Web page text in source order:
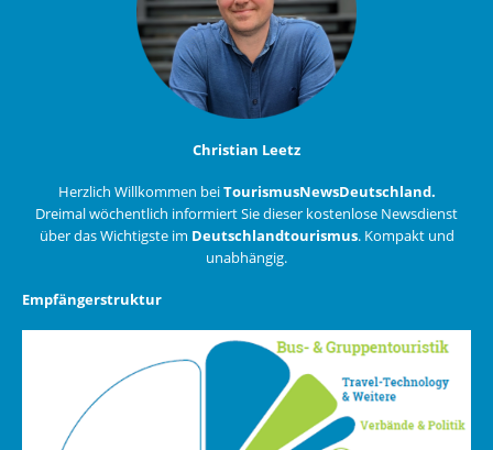
Christian Leetz
Herzlich Willkommen beiTourismusNewsDeutschland.
Dreimal wöchentlich informiert Sie dieser kostenlose Newsdienst
über das Wichtigste im Deutschlandtourismus. Kompakt und
unabhängig.
Empfängerstruktur